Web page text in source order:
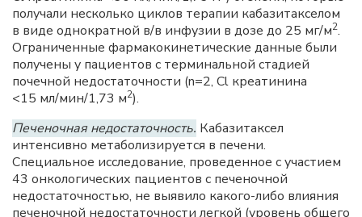
получали несколько циклов терапии кабазитакселом
в виде однократной в/в инфузии в дозе до 25 мг/м2.
Ограниченные фармакокинетические данные были
получены у пациентов с терминальной стадией
почечной недостаточности (n=2, Cl креатинина
<15 мл/мин/1,73 м2).
Печеночная недостаточность. Кабазитаксел
интенсивно метаболизируется в печени.
Специальное исследование, проведенное с участием
43 онкологических пациентов с печеночной
недостаточностью, не выявило какого-либо влияния
печеночной недостаточности легкой (уровень общего